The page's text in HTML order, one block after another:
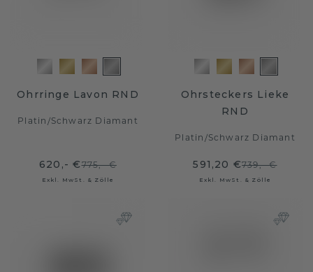
Ohrringe Lavon RND
Platin /Schwarz Diamant
620,- €775,- €
Exkl. MwSt. & Zölle
Ohrsteckers Lieke
RND
Platin /Schwarz Diamant
591,20 €739,- €
Exkl. MwSt. & Zölle